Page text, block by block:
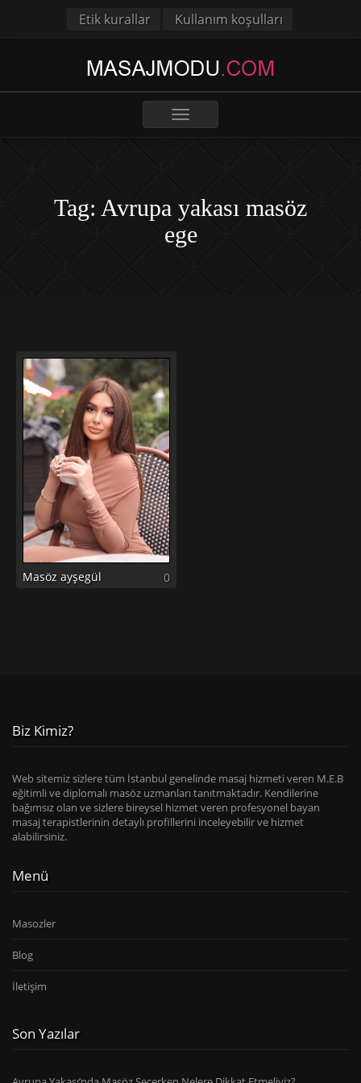
Etik kurallar Kullanım koşulları
Toggle
Tag: Avrupa yakası masöz
ege
Masöz ayşegül 0
Biz Kimiz?
Web sitemiz sizlere tüm İstanbul genelinde masaj hizmeti veren M.E.B
eğitimli ve diplomalı masöz uzmanları tanıtmaktadır. Kendilerine
bağımsız olan ve sizlere bireysel hizmet veren profesyonel bayan
masaj terapistlerinin detaylı profillerini inceleyebilir ve hizmet
alabilirsiniz.
Menü
Masozler
Blog
İletişim
Son Yazılar